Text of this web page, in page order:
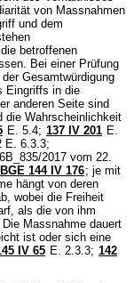
von Massnahmen
und dem
betroffenen
Bei einer Prüfung
Gesamtwürdigung
Eingriffs in die
anderen Seite sind
die Wahrscheinlichkeit
E. 5.4; 137 IV 201 E.
E. 6.3.3;
2017 vom 22.
BGE 144 IV 176; je mit
hängt von deren
wobei die Freiheit
als die von ihm
Massnahme dauert
ist oder sich eine
IV 65 E. 2.3.3; 142